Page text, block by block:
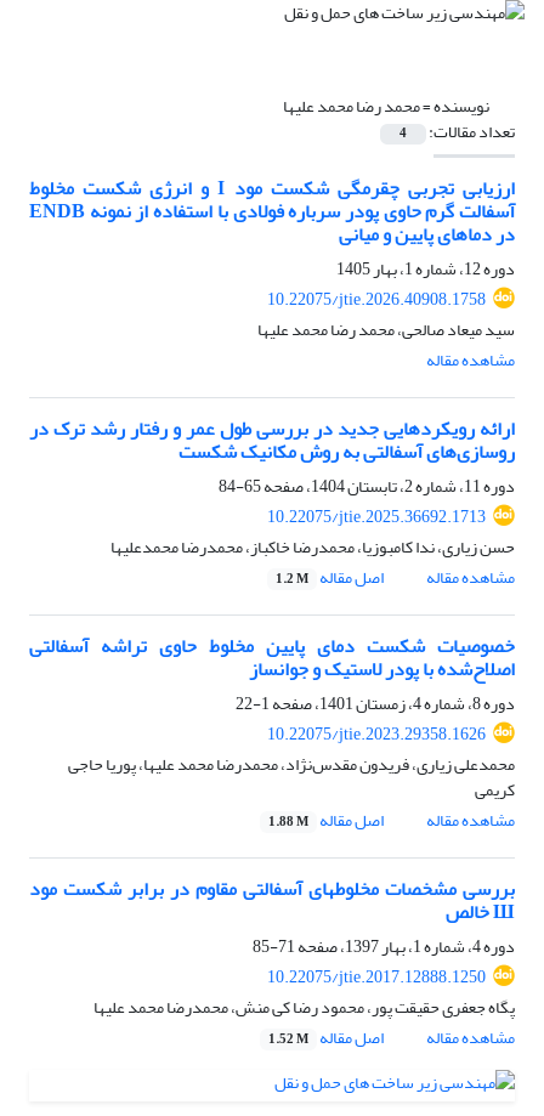
نویسنده =محمد رضا محمد علیها
تعداد مقالات: 4
ارزیابی تجربی چقرمگی شکست مود I و انرژی شکست مخلوط
آسفالت گرم حاوی پودر سرباره فولادی با استفاده از نمونه ENDB
در دماهای پایین و میانی
دوره 12، شماره 1، بهار 1405
10.22075/jtie.2026.40908.1758
سید میعاد صالحی، محمد رضا محمد علیها
مشاهده مقاله
ارائه رویکردهایی جدید در بررسی طول عمر و رفتار رشد ترک در
روسازی‌های آسفالتی به روش مکانیک شکست
دوره 11، شماره 2، تابستان 1404، صفحه
65-84
10.22075/jtie.2025.36692.1713
حسن زیاری، ندا کامبوزیا، محمدرضا خاکباز، محمدرضا محمدعلیها
مشاهده مقاله
اصل مقاله 1.2 M
خصوصیات شکست دمای پایین مخلوط حاوی تراشه آسفالتی
اصلاح‌شده با پودر لاستیک و جوانساز
دوره 8، شماره 4، زمستان 1401، صفحه
1-22
10.22075/jtie.2023.29358.1626
محمدعلی زیاری، فریدون مقدس‌نژاد، محمدرضا محمد علیها، پوریا حاجی
کریمی
مشاهده مقاله
اصل مقاله 1.88 M
بررسی مشخصات مخلوط‏های آسفالتی مقاوم در برابر شکست مود
Ш خالص
دوره 4، شماره 1، بهار 1397، صفحه
71-85
10.22075/jtie.2017.12888.1250
پگاه جعفری حقیقت پور، محمود رضا کی منش، محمدرضا محمد علیها
مشاهده مقاله
اصل مقاله 1.52 M